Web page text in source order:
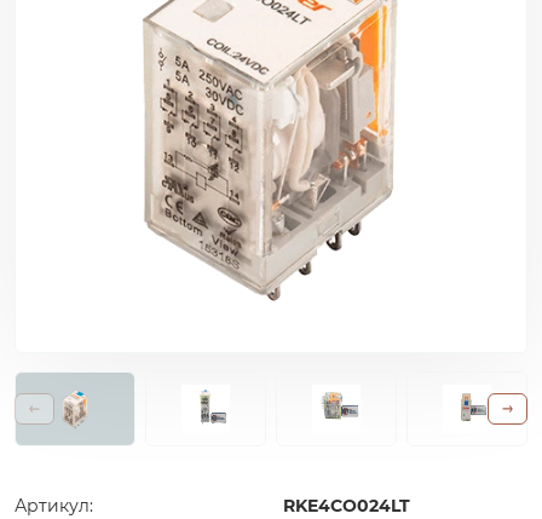
Артикул: RKE4CO024LT